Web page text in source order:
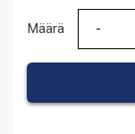
Määrä
Määrä